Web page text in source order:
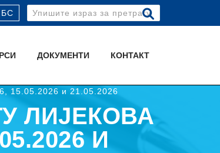
БС
Search
for:
ДОКУМЕНТИ КОНТАКТ
15.05.2026 и 21.05.2026
ЛИЈЕКОВА
И